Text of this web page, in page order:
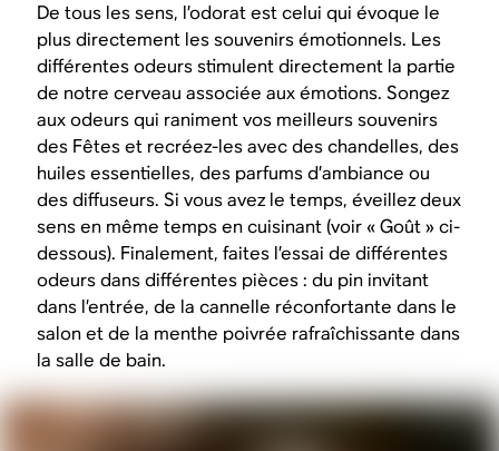
De tous les sens, l’odorat est celui qui évoque le
plus directement les souvenirs émotionnels. Les
différentes odeurs stimulent directement la partie
de notre cerveau associée aux émotions. Songez
aux odeurs qui raniment vos meilleurs souvenirs
des Fêtes et recréez-les avec des chandelles, des
huiles essentielles, des parfums d’ambiance ou
des diffuseurs. Si vous avez le temps, éveillez deux
sens en même temps en cuisinant (voir « Goût » ci-
dessous). Finalement, faites l’essai de différentes
odeurs dans différentes pièces : du pin invitant
dans l’entrée, de la cannelle réconfortante dans le
salon et de la menthe poivrée rafraîchissante dans
la salle de bain.